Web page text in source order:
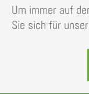
Um immer auf
Sie sich für